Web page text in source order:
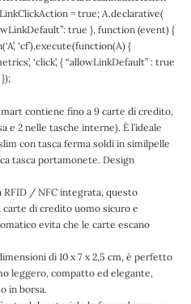
= true; A.declarative(
true }, function (event) {
‘cf’).execute(function(A) {
‘click’, { “allowLinkDefault” : true
contiene fino a 9 carte di credito,
e 2 nelle tasche interne). È l’ideale
con tasca ferma soldi in similpelle
tasca portamonete. Design
RFID / NFC integrata, questo
di credito uomo sicuro e
evita che le carte escano
di 10 x 7 x 2,5 cm, è perfetto
leggero, compatto ed elegante,
in borsa.